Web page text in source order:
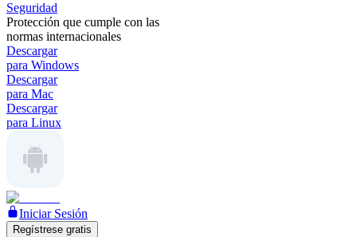
Seguridad
Protección que cumple con las
normas internacionales
Descargar
para Windows
Descargar
para Mac
Descargar
para Linux
Iniciar Sesión
Regístrese gratis